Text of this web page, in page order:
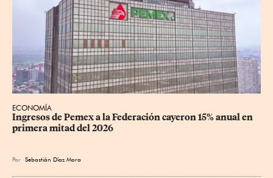
ECONOMÍA
Ingresos de Pemex a la Federación cayeron 15% anual en
primera mitad del 2026
Por Sebastián Díaz Mora